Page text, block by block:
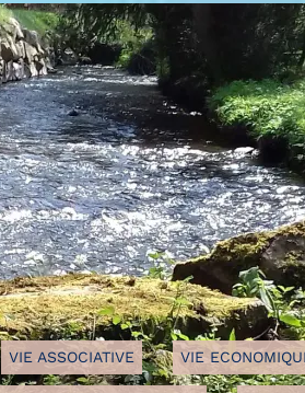
VIE ECONOMIQUE